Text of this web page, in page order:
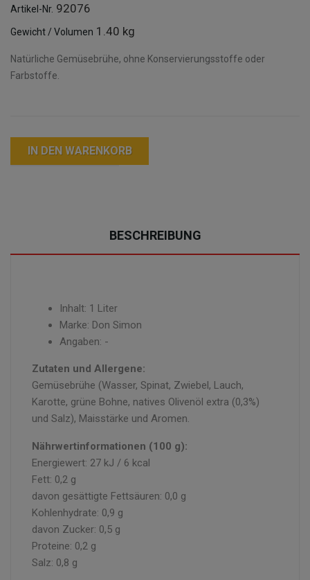
Artikel-Nr. 92076
Gewicht / Volumen 1.40 kg
Natürliche Gemüsebrühe, ohne Konservierungsstoffe oder
Farbstoffe.
IN DEN WARENKORB
BESCHREIBUNG
Inhalt: 1 Liter
Marke: Don Simon
Angaben: -
Zutaten und Allergene:
Gemüsebrühe (Wasser, Spinat, Zwiebel, Lauch,
Karotte, grüne Bohne, natives Olivenöl extra (0,3%)
und Salz), Maisstärke und Aromen.
Nährwertinformationen (100 g):
Energiewert: 27 kJ / 6 kcal
Fett: 0,2 g
davon gesättigte Fettsäuren: 0,0 g
Kohlenhydrate: 0,9 g
davon Zucker: 0,5 g
Proteine: 0,2 g
Salz: 0,8 g